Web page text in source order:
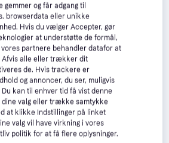
gemmer og får adgang til
browserdata eller unikke
Hvis du vælger Accepter, gør
at understøtte de formål,
partnere behandler datafor at
Afvis alle eller trækker dit
de. Hvis trackere er
og annoncer, du ser, muligvis
kan til enhver tid få vist denne
valg eller trække samtykke
at klikke Indstillinger på linket
valg vil have virkning i vores
politik for at få flere oplysninger.